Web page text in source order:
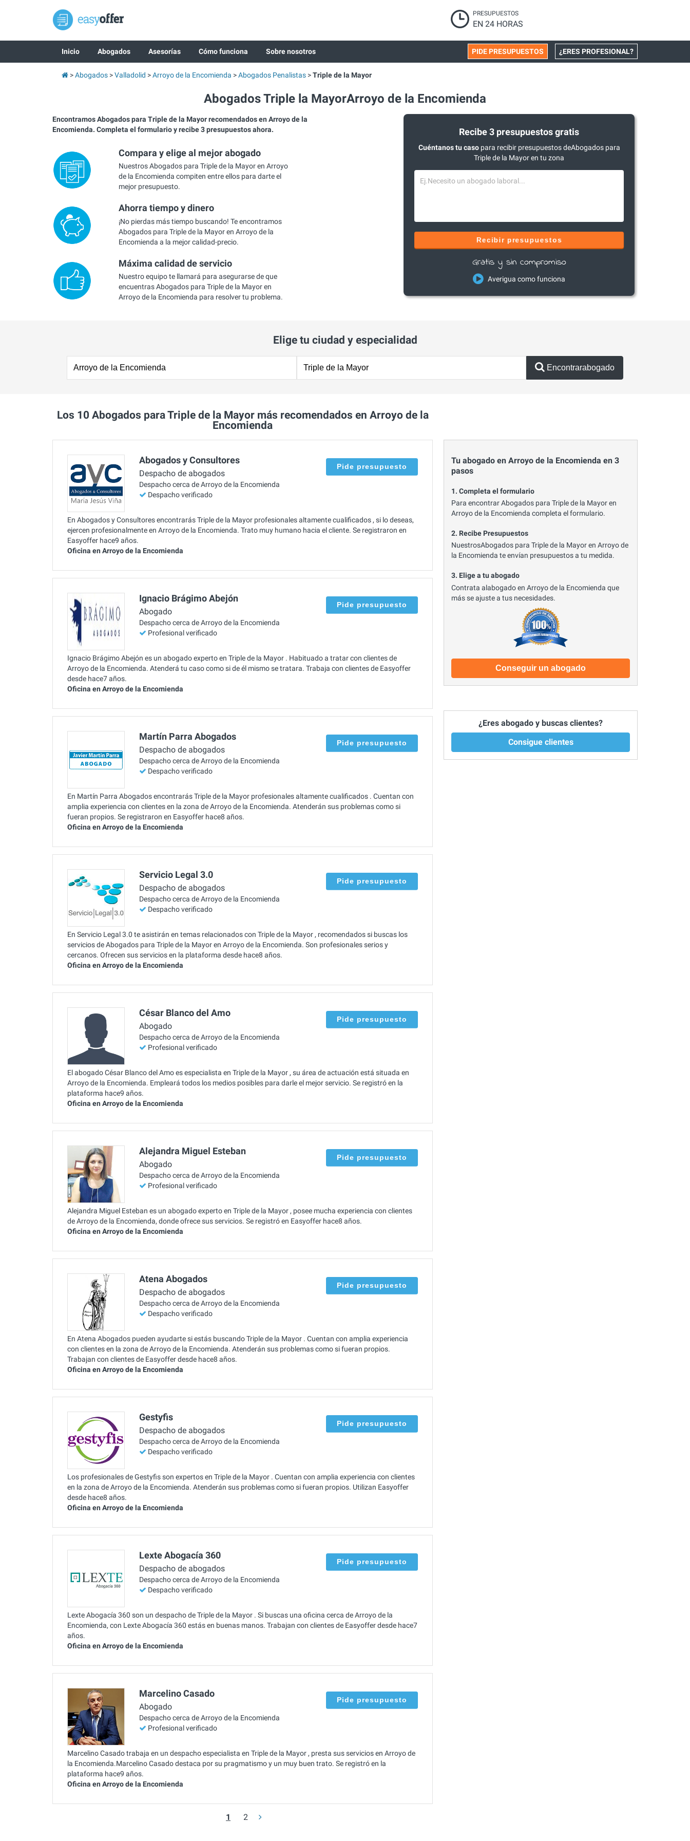
PRESUPUESTOS
EN 24 HORAS
Inicio Abogados Asesorías Cómo funciona Sobre nosotros ¿ERES PROFESIONAL?
PIDE PRESUPUESTOS
Abogados Valladolid Arroyo de la Encomienda Abogados Penalistas Triple de la Mayor
Abogados Triple la MayorArroyo de la Encomienda
Encontramos Abogados para Triple de la Mayor recomendados en Arroyo de la
Encomienda. Completa el formulario y recibe 3 presupuestos ahora.
Compara y elige al mejor abogado
Nuestros Abogados para Triple de la Mayor en Arroyo
de la Encomienda compiten entre ellos para darte el
mejor presupuesto.
Ahorra tiempo y dinero
¡No pierdas más tiempo buscando! Te encontramos
Abogados para Triple de la Mayor en Arroyo de la
Encomienda a la mejor calidad-precio.
Máxima calidad de servicio
Nuestro equipo te llamará para asegurarse de que
encuentras Abogados para Triple de la Mayor en
Arroyo de la Encomienda para resolver tu problema.
Recibe 3 presupuestos gratis
Cuéntanos tu casopara recibir presupuestos deAbogados para
Triple de la Mayor en tu zona
Recibir presupuestos
Gratis y sin compromiso
Averigua como funciona
Elige tu ciudad y especialidad
Encontrarabogado
Los 10 Abogados para Triple de la Mayor más recomendados en Arroyo de la
Encomienda
Abogados y Consultores
Despacho de abogados
Despacho cerca de Arroyo de la Encomienda
Despacho verificado
Pide presupuesto
En Abogados y Consultores encontrarás Triple de la Mayor profesionales altamente cualificados , si lo deseas,
ejercen profesionalmente en Arroyo de la Encomienda. Trato muy humano hacia el cliente. Se registraron en
Easyoffer hace9 años.
Oficina en Arroyo de la Encomienda
Ignacio Brágimo Abejón
Abogado
Despacho cerca de Arroyo de la Encomienda
Profesional verificado
Pide presupuesto
Ignacio Brágimo Abejón es un abogado experto en Triple de la Mayor . Habituado a tratar con clientes de
Arroyo de la Encomienda. Atenderá tu caso como si de él mismo se tratara. Trabaja con clientes de Easyoffer
desde hace7 años.
Oficina en Arroyo de la Encomienda
Martín Parra Abogados
Despacho de abogados
Despacho cerca de Arroyo de la Encomienda
Despacho verificado
Pide presupuesto
En Martín Parra Abogados encontrarás Triple de la Mayor profesionales altamente cualificados . Cuentan con
amplia experiencia con clientes en la zona de Arroyo de la Encomienda. Atenderán sus problemas como si
fueran propios. Se registraron en Easyoffer hace8 años.
Oficina en Arroyo de la Encomienda
Servicio Legal 3.0
Despacho de abogados
Despacho cerca de Arroyo de la Encomienda
Despacho verificado
Pide presupuesto
En Servicio Legal 3.0 te asistirán en temas relacionados con Triple de la Mayor , recomendados si buscas los
servicios de Abogados para Triple de la Mayor en Arroyo de la Encomienda. Son profesionales serios y
cercanos. Ofrecen sus servicios en la plataforma desde hace8 años.
Oficina en Arroyo de la Encomienda
César Blanco del Amo
Abogado
Despacho cerca de Arroyo de la Encomienda
Profesional verificado
Pide presupuesto
El abogado César Blanco del Amo es especialista en Triple de la Mayor , su área de actuación está situada en
Arroyo de la Encomienda. Empleará todos los medios posibles para darle el mejor servicio. Se registró en la
plataforma hace9 años.
Oficina en Arroyo de la Encomienda
Alejandra Miguel Esteban
Abogado
Despacho cerca de Arroyo de la Encomienda
Profesional verificado
Pide presupuesto
Alejandra Miguel Esteban es un abogado experto en Triple de la Mayor , posee mucha experiencia con clientes
de Arroyo de la Encomienda, donde ofrece sus servicios. Se registró en Easyoffer hace8 años.
Oficina en Arroyo de la Encomienda
Atena Abogados
Despacho de abogados
Despacho cerca de Arroyo de la Encomienda
Despacho verificado
Pide presupuesto
En Atena Abogados pueden ayudarte si estás buscando Triple de la Mayor . Cuentan con amplia experiencia
con clientes en la zona de Arroyo de la Encomienda. Atenderán sus problemas como si fueran propios.
Trabajan con clientes de Easyoffer desde hace8 años.
Oficina en Arroyo de la Encomienda
Gestyfis
Despacho de abogados
Despacho cerca de Arroyo de la Encomienda
Despacho verificado
Pide presupuesto
Los profesionales de Gestyfis son expertos en Triple de la Mayor . Cuentan con amplia experiencia con clientes
en la zona de Arroyo de la Encomienda. Atenderán sus problemas como si fueran propios. Utilizan Easyoffer
desde hace8 años.
Oficina en Arroyo de la Encomienda
Lexte Abogacía 360
Despacho de abogados
Despacho cerca de Arroyo de la Encomienda
Despacho verificado
Pide presupuesto
Lexte Abogacía 360 son un despacho de Triple de la Mayor . Si buscas una oficina cerca de Arroyo de la
Encomienda, con Lexte Abogacía 360 estás en buenas manos. Trabajan con clientes de Easyoffer desde hace7
años.
Oficina en Arroyo de la Encomienda
Marcelino Casado
Abogado
Despacho cerca de Arroyo de la Encomienda
Profesional verificado
Pide presupuesto
Marcelino Casado trabaja en un despacho especialista en Triple de la Mayor , presta sus servicios en Arroyo de
la Encomienda.Marcelino Casado destaca por su pragmatismo y un muy buen trato. Se registró en la
plataforma hace9 años.
Oficina en Arroyo de la Encomienda
1 2
Tu abogado en Arroyo de la Encomienda en 3
pasos
1. Completa el formulario
Para encontrar Abogados para Triple de la Mayor en
Arroyo de la Encomienda completa el formulario.
2. Recibe Presupuestos
NuestrosAbogados para Triple de la Mayor en Arroyo de
la Encomienda te envían presupuestos a tu medida.
3. Elige a tu abogado
Contrata alabogado en Arroyo de la Encomienda que
más se ajuste a tus necesidades.
Conseguir un abogado
¿Eres abogado y buscas clientes?
Consigue clientes